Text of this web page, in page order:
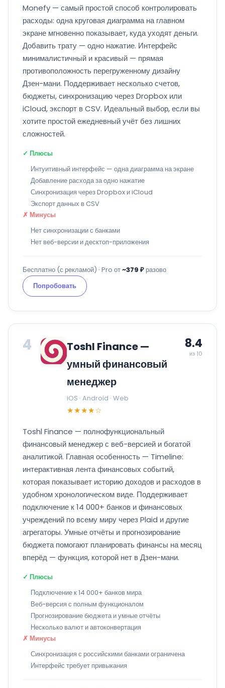
Monefy — самый простой способ контролировать
расходы: одна круговая диаграмма на главном
экране мгновенно показывает, куда уходят деньги.
Добавить трату — одно нажатие. Интерфейс
минималистичный и красивый — прямая
противоположность перегруженному дизайну
Дзен-мани. Поддерживает несколько счетов,
бюджеты, синхронизацию через Dropbox или
iCloud, экспорт в CSV. Идеальный выбор, если вы
хотите простой ежедневный учёт без лишних
сложностей.
✓ Плюсы
Интуитивный интерфейс — одна диаграмма на экране
Добавление расхода за одно нажатие
Синхронизация через Dropbox и iCloud
Экспорт данных в CSV
✗ Минусы
Нет синхронизации с банками
Нет веб-версии и десктоп-приложения
Бесплатно (с рекламой) · Pro от~379 ₽ разово
Попробовать
4
Toshl Finance —
умный финансовый
менеджер
iOS · Android · Web
★★★★☆
8.4
из 10
Toshl Finance — полнофункциональный
финансовый менеджер с веб-версией и богатой
аналитикой. Главная особенность — Timeline:
интерактивная лента финансовых событий,
которая показывает историю доходов и расходов в
удобном хронологическом виде. Поддерживает
подключение к 14 000+ банков и финансовых
учреждений по всему миру через Plaid и другие
агрегаторы. Умные отчёты и прогнозирование
бюджета помогают планировать финансы на месяц
вперёд — функция, которой нет в Дзен-мани.
✓ Плюсы
Подключение к 14 000+ банков мира
Веб-версия с полным функционалом
Прогнозирование бюджета и умные отчёты
Несколько валют и автоконвертация
✗ Минусы
Синхронизация с российскими банками ограничена
Интерфейс требует привыкания